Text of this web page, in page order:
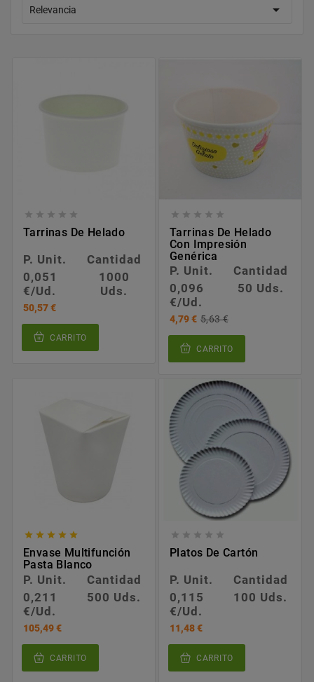
Relevancia 
    
Tarrinas De Helado
P. Unit.
Cantidad
0,051
€/Ud.
1000
Uds.
50,57 €
CARRITO
    
Tarrinas De Helado
Con Impresión
Genérica
P. Unit.
Cantidad
0,096
€/Ud.
50 Uds.
4,79 € 5,63 €
CARRITO
    
Envase Multifunción
Pasta Blanco
P. Unit.
Cantidad
0,211
€/Ud.
500 Uds.
105,49 €
CARRITO
    
Platos De Cartón
P. Unit.
Cantidad
0,115
€/Ud.
100 Uds.
11,48 €
CARRITO